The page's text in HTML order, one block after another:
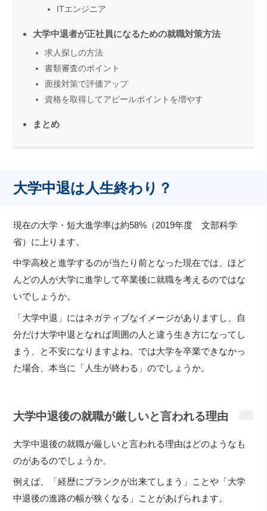
ITエンジニア
大学中退者が正社員になるための就職対策方法
求人探しの方法
書類審査のポイント
面接対策で評価アップ
資格を取得してアピールポイントを増やす
まとめ
大学中退は人生終わり？
現在の大学・短大進学率は約58%（2019年度 文部科学
省）に上ります。
中学高校と進学するのが当たり前となった現在では、ほど
んどの人が大学に進学して卒業後に就職を考えるのではな
いでしょうか。
「大学中退」にはネガティブなイメージがありますし、自
分だけ大学中退となれば周囲の人と違う生き方になってし
まう、と不安になりますよね。では大学を卒業できなかっ
た場合、本当に「人生が終わる」のでしょうか。
大学中退後の就職が厳しいと言われる理由
大学中退後の就職が厳しいと言われる理由はどのようなも
のがあるのでしょうか。
例えば、「経歴にブランクが出来てしまう」ことや「大学
中退後の進路の幅が狭くなる」ことがあげられます。